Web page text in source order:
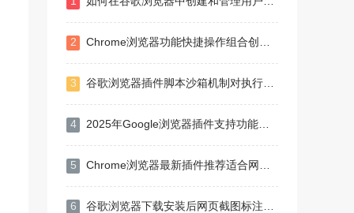
2 Chrome浏览器功能快捷操作组合创新实践
3 谷歌浏览器插件脚本沙箱机制对执行效率影响解析
4 2025年Google浏览器插件支持功能全解析
5 Chrome浏览器最新插件推荐适合网页剪藏和管理
6 谷歌浏览器下载安装后网页截图标注操作教程